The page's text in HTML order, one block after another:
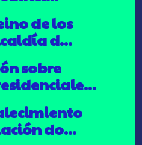
de los
d...
sobre
do...